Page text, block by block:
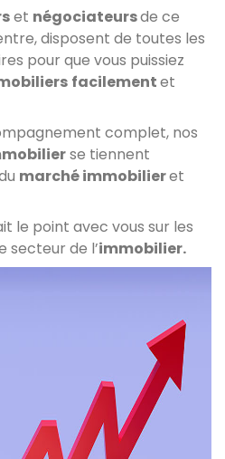
et négociateursde ce
disposent de toutes les
pour que vous puissiez
facilementet
complet, nos
se tiennent
marché immobilieret
le point avec vous sur les
secteur de l’immobilier.